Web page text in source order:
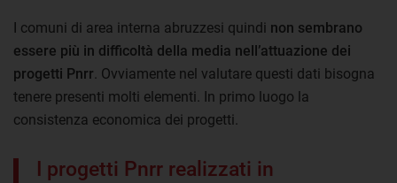
I comuni di area interna abruzzesi quindi non sembrano
essere più in difficoltà della media nell’attuazione dei
progetti Pnrr. Ovviamente nel valutare questi dati bisogna
tenere presenti molti elementi. In primo luogo la
consistenza economica dei progetti.
I progetti Pnrr realizzati in